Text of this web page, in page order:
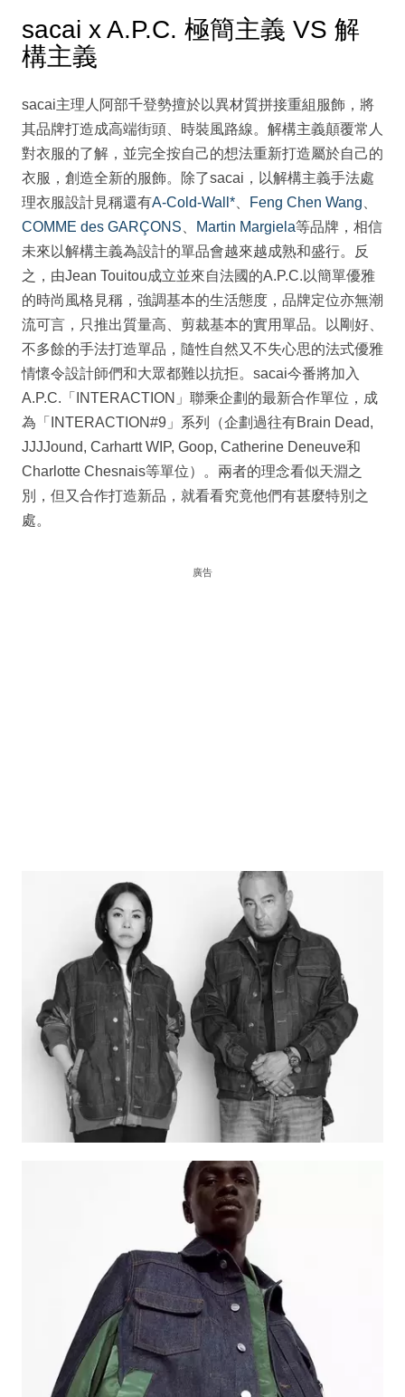
sacai x A.P.C. 極簡主義 VS 解
構主義
sacai主理人阿部千登勢擅於以異材質拼接重組服飾，將
其品牌打造成高端街頭、時裝風路線。解構主義顛覆常人
對衣服的了解，並完全按自己的想法重新打造屬於自己的
衣服，創造全新的服飾。除了sacai，以解構主義手法處
理衣服設計見稱還有A-Cold-Wall* Feng Chen Wang
COMME des GARÇONS
Martin Margiela等品牌，相信
未來以解構主義為設計的單品會越來越成熟和盛行。反
之，由Jean Touitou成立並來自法國的A.P.C.以簡單優雅
的時尚風格見稱，強調基本的生活態度，品牌定位亦無潮
流可言，只推出質量高、剪裁基本的實用單品。以剛好、
不多餘的手法打造單品，隨性自然又不失心思的法式優雅
情懷令設計師們和大眾都難以抗拒。sacai今番將加入
A.P.C.「INTERACTION」聯乘企劃的最新合作單位，成
為「INTERACTION#9」系列（企劃過往有Brain Dead,
JJJJound, Carhartt WIP, Goop, Catherine Deneuve和
Charlotte Chesnais等單位）。兩者的理念看似天淵之
別，但又合作打造新品，就看看究竟他們有甚麼特別之
處。
廣告